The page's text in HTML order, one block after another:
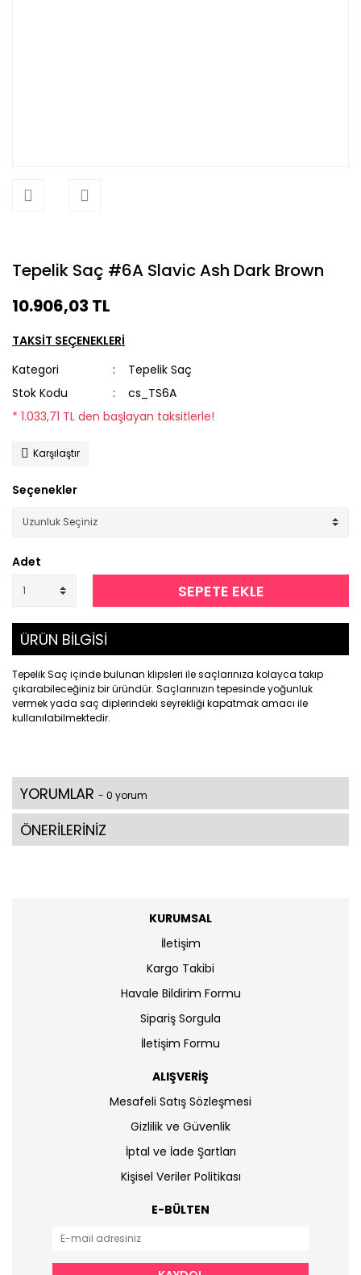
Tepelik Saç #6A Slavic Ash Dark Brown
10.906,03 TL
TAKSİT SEÇENEKLERİ
Kategori
Tepelik Saç
Stok Kodu
cs_TS6A
* 1.033,71 TL den başlayan taksitlerle!
Karşılaştır
Seçenekler
Adet
SEPETE EKLE
ÜRÜN BİLGİSİ
Tepelik Saç içinde bulunan klipsleri ile saçlarınıza kolayca takıp
çıkarabileceğiniz bir üründür. Saçlarınızın tepesinde yoğunluk
vermek yada saç diplerindeki seyrekliği kapatmak amacı ile
kullanılabilmektedir.
YORUMLAR - 0 yorum
ÖNERİLERİNİZ
KURUMSAL
İletişim
Kargo Takibi
Havale Bildirim Formu
Sipariş Sorgula
İletişim Formu
ALIŞVERİŞ
Mesafeli Satış Sözleşmesi
Gizlilik ve Güvenlik
İptal ve İade Şartları
Kişisel Veriler Politikası
E-BÜLTEN